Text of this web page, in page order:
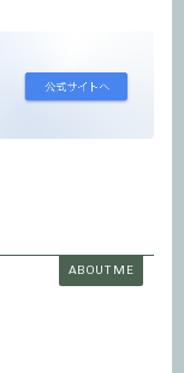
ABOUT ME